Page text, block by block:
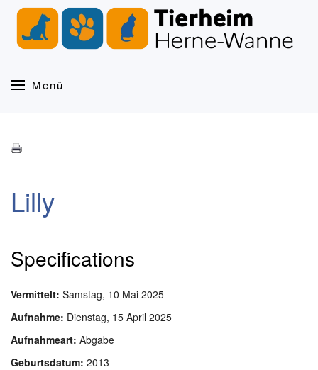
Zum Hauptinhalt springen
Menü
Lilly
Specifications
Vermittelt: Samstag, 10 Mai 2025
Aufnahme: Dienstag, 15 April 2025
Aufnahmeart: Abgabe
Geburtsdatum: 2013